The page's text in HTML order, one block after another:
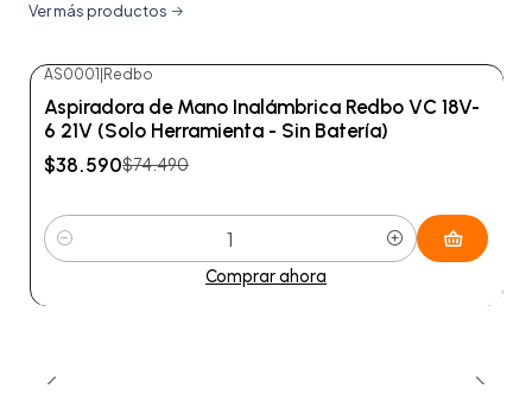
Ver más productos
AS0001 Redbo
Aspiradora de Mano Inalámbrica Redbo VC 18V-
6 21V (Solo Herramienta - Sin Batería)
$38.590$74.490
Cantidad
Comprar ahora